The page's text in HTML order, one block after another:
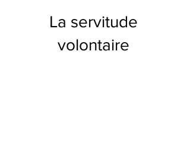
La servitude
volontaire